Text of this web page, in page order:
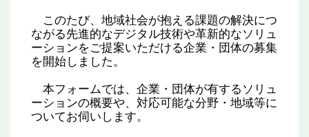
このたび、地域社会が抱える課題の解決につ
ながる先進的なデジタル技術や革新的なソリュ
ーションをご提案いただける企業・団体の募集
を開始しました。
本フォームでは、企業・団体が有するソリュ
ーションの概要や、対応可能な分野・地域等に
ついてお伺いします。